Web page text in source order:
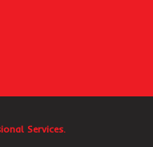
Services.